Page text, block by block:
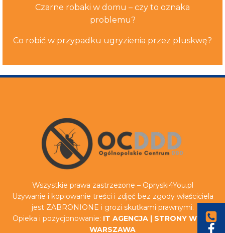
Czarne robaki w domu – czy to oznaka
problemu?
Co robić w przypadku ugryzienia przez pluskwę?
Wszystkie prawa zastrzeżone – Opryski4You.pl
Używanie i kopiowanie treści i zdjęć bez zgody właściciela
jest ZABRONIONE i grozi skutkami prawnymi.
Opieka i pozycjonowanie: IT AGENCJA| STRONY WWW
WARSZAWA